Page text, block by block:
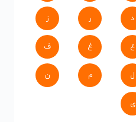
د ر ز
ع غ ف
ل م ن
ی